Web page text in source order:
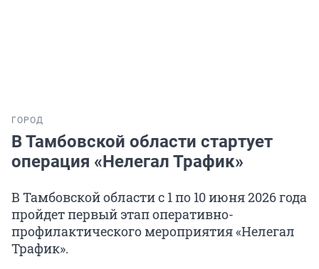
ГОРОД
В Тамбовской области стартует
операция «Нелегал Трафик»
В Тамбовской области с 1 по 10 июня 2026 года
пройдет первый этап оперативно-
профилактического мероприятия «Нелегал
Трафик».